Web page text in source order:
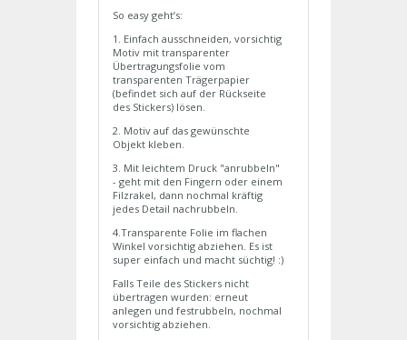
So easy geht’s:
1. Einfach ausschneiden, vorsichtig
Motiv mit transparenter
Übertragungsfolie vom
transparenten Trägerpapier
(befindet sich auf der Rückseite
des Stickers) lösen.
2. Motiv auf das gewünschte
Objekt kleben.
3. Mit leichtem Druck "anrubbeln"
- geht mit den Fingern oder einem
Filzrakel, dann nochmal kräftig
jedes Detail nachrubbeln.
4.Transparente Folie im flachen
Winkel vorsichtig abziehen. Es ist
super einfach und macht süchtig! :)
Falls Teile des Stickers nicht
übertragen wurden: erneut
anlegen und festrubbeln, nochmal
vorsichtig abziehen.